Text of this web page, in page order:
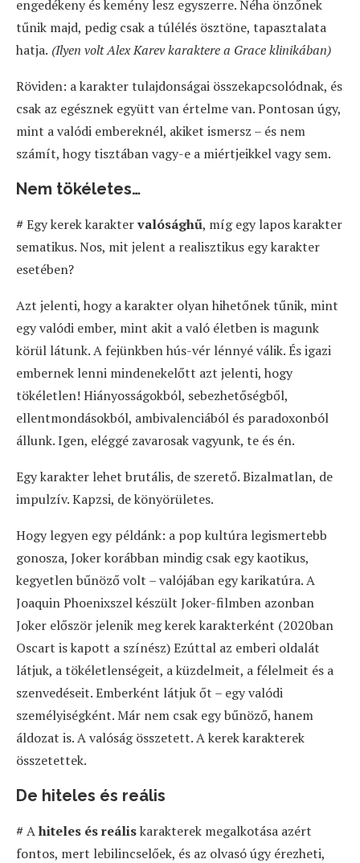
engedékeny és kemény lesz egyszerre. Néha önzőnek
tűnik majd, pedig csak a túlélés ösztöne, tapasztalata
hatja. (Ilyen volt Alex Karev karaktere a Grace klinikában)
Röviden: a karakter tulajdonságai összekapcsolódnak, és
csak az egésznek együtt van értelme van. Pontosan úgy,
mint a valódi embereknél, akiket ismersz – és nem
számít, hogy tisztában vagy-e a miértjeikkel vagy sem.
Nem tökéletes…
#Egy kerek karaktervalósághű, míg egy lapos karakter
sematikus. Nos, mit jelent a realisztikus egy karakter
esetében?
Azt jelenti, hogy a karakter olyan hihetőnek tűnik, mint
egy valódi ember, mint akit a való életben is magunk
körül látunk. A fejünkben hús-vér lénnyé válik. És igazi
embernek lenni mindenekelőtt azt jelenti, hogy
tökéletlen! Hiányosságokból, sebezhetőségből,
ellentmondásokból, ambivalenciából és paradoxonból
állunk. Igen, eléggé zavarosak vagyunk, te és én.
Egy karakter lehet brutális, de szerető. Bizalmatlan, de
impulzív. Kapzsi, de könyörületes.
Hogy legyen egy példánk: a pop kultúra legismertebb
gonosza, Joker korábban mindig csak egy kaotikus,
kegyetlen bűnöző volt – valójában egy karikatúra. A
Joaquin Phoenixszel készült Joker-filmben azonban
Joker először jelenik meg kerek karakterként (2020ban
Oscart is kapott a színész) Ezúttal az emberi oldalát
látjuk, a tökéletlenségeit, a küzdelmeit, a félelmeit és a
szenvedéseit. Emberként látjuk őt – egy valódi
személyiségként. Már nem csak egy bűnöző, hanem
áldozat is. A valóság összetett. A kerek karakterek
összetettek.
De hiteles és reális
#Ahiteles és reáliskarakterek megalkotása azért
fontos, mert lebilincselőek, és az olvasó úgy érezheti,